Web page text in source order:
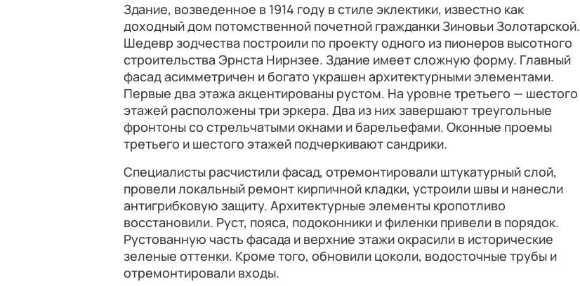
Здание, возведенное в 1914 году в стиле эклектики, известно как
доходный дом потомственной почетной гражданки Зиновьи Золотарской.
Шедевр зодчества построили по проекту одного из пионеров высотного
строительства Эрнста Нирнзее. Здание имеет сложную форму. Главный
фасад асимметричен и богато украшен архитектурными элементами.
Первые два этажа акцентированы рустом. На уровне третьего — шестого
этажей расположены три эркера. Два из них завершают треугольные
фронтоны со стрельчатыми окнами и барельефами. Оконные проемы
третьего и шестого этажей подчеркивают сандрики.
Специалисты расчистили фасад, отремонтировали штукатурный слой,
провели локальный ремонт кирпичной кладки, устроили швы и нанесли
антигрибковую защиту. Архитектурные элементы кропотливо
восстановили. Руст, пояса, подоконники и филенки привели в порядок.
Рустованную часть фасада и верхние этажи окрасили в исторические
зеленые оттенки. Кроме того, обновили цоколи, водосточные трубы и
отремонтировали входы.